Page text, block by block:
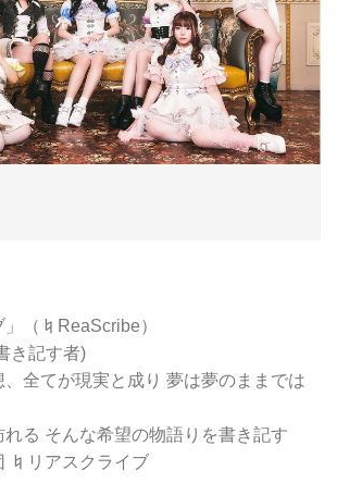
（♮ReaScribe）
き記す者)
全てが現実と成り 夢は夢のままでは
る そんな希望の物語りを書き記す
♮リアスクライブ